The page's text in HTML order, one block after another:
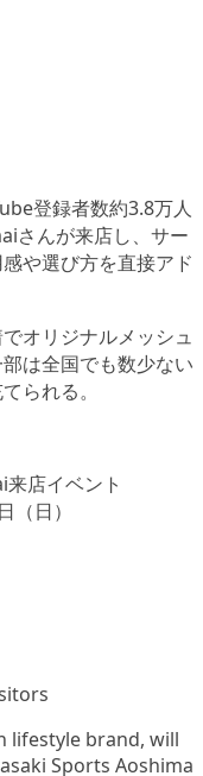
登録者数約3.8万人
さんが来店し、サー
や選び方を直接アド
オリジナルメッシュ
は全国でも数少ない
られる。
店イベント
（日）
lifestyle brand, will
Sports Aoshima